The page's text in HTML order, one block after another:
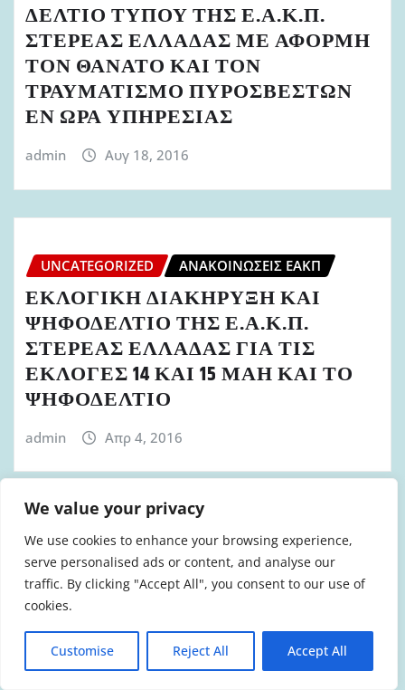
We value your privacy
We use cookies to enhance your browsing experience,
serve personalised ads or content, and analyse our
traffic. By clicking "Accept All", you consent to our use of
cookies.
Customise Reject All Accept All
ΔΕΛΤΙΟ ΤΥΠΟΥ ΤΗΣ Ε.Α.Κ.Π.
ΣΤΕΡΕΑΣ ΕΛΛΑΔΑΣ ΜΕ ΑΦΟΡΜΗ
ΤΟΝ ΘΑΝΑΤΟ ΚΑΙ ΤΟΝ
ΤΡΑΥΜΑΤΙΣΜΟ ΠΥΡΟΣΒΕΣΤΩΝ
ΕΝ ΩΡΑ ΥΠΗΡΕΣΙΑΣ
admin Αυγ 18, 2016
UNCATEGORIZED ΑΝΑΚΟΙΝΏΣΕΙΣ ΕΑΚΠ
ΕΚΛΟΓΙΚΗ ΔΙΑΚΗΡΥΞΗ ΚΑΙ
ΨΗΦΟΔΕΛΤΙΟ ΤΗΣ Ε.Α.Κ.Π.
ΣΤΕΡΕΑΣ ΕΛΛΑΔΑΣ ΓΙΑ ΤΙΣ
ΕΚΛΟΓΕΣ 14 ΚΑΙ 15 ΜΑΗ ΚΑΙ ΤΟ
ΨΗΦΟΔΕΛΤΙΟ
admin Απρ 4, 2016
UNCATEGORIZED
ΠΡΟΤΑΣΗ ΤΗΣ Ε.Α.Κ.Π. ΒΟΡΕΙΟΥ
ΑΙΓΑΙΟΥ ΣΤΟ ΠΡΟΕΔΡΕΙΟ ΤΟΥ
Δ.Σ. ΤΗΣ ΕΝΩΣΗΣ ΓΙΑ ΤΗΝ
ΑΣΦΑΛΕΙΑ ΣΤΗΝ ΕΡΓΑΣΙΑ ΚΑΙ
ΤΗΝ ΑΠΟΚΑΤΑΣΤΑΣΗ